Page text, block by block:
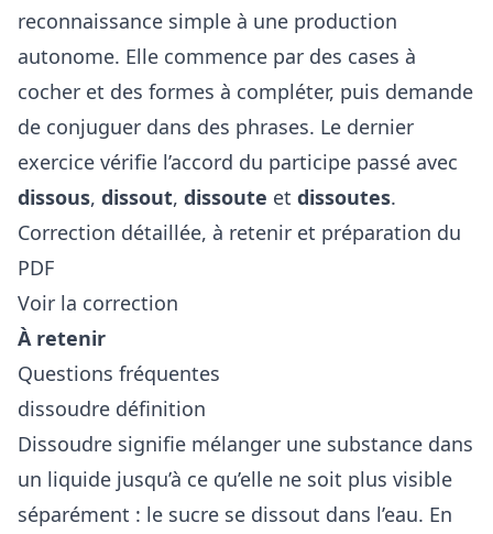
reconnaissance simple à une production
autonome. Elle commence par des cases à
cocher et des formes à compléter, puis demande
de conjuguer dans des phrases. Le dernier
exercice vérifie l’accord du participe passé avec
dissous, dissout, dissoute et dissoutes.
Correction détaillée, à retenir et préparation du
PDF
Voir la correction
À retenir
Questions fréquentes
dissoudre définition
Dissoudre signifie mélanger une substance dans
un liquide jusqu’à ce qu’elle ne soit plus visible
séparément : le sucre se dissout dans l’eau. En